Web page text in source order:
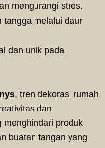
mengurangi stres.
tangga melalui daur
dan unik pada
, tren dekorasi rumah
dan
menghindari produk
buatan tangan yang